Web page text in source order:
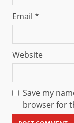
Email *
Website
Save my
browser for